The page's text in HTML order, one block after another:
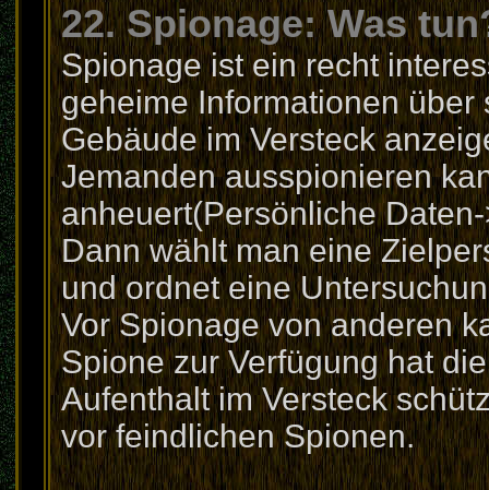
22. Spionage: Was
Spionage ist ein recht
geheime Informationen
Gebäude im Versteck
Jemanden ausspionieren
anheuert(Persönliche
Dann wählt man eine
und ordnet eine
Vor Spionage von anderen
Spione zur Verfügung hat
Aufenthalt im Versteck
vor feindlichen Spionen.